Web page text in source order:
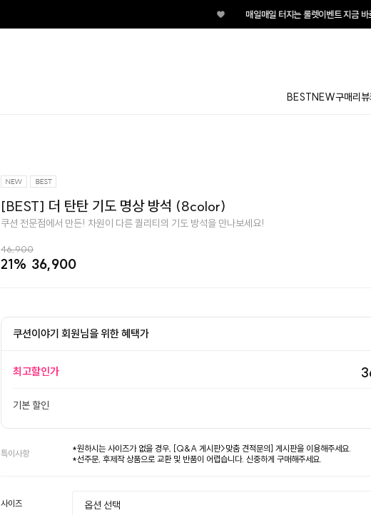
♥ 매일매일 터지는 룰렛이벤트 지금 바
BESTNEW구매리뷰
[BEST] 더 탄탄 기도 명상 방석 (8color)
쿠션 전문점에서 만든! 차원이 다른 퀄리티의 기도 방석을 만나보세요!
46,900
21% 36,900
쿠션이야기 회원님을 위한 혜택가
최고할인가
기본 할인
특이사항
*원하시는 사이즈가 없을 경우, [Q&A 게시판>맞춤 견적문의] 게시판을 이용해주세요.
*선주문, 후제작 상품으로 교환 및 반품이 어렵습니다. 신중하게 구매해주세요.
사이즈